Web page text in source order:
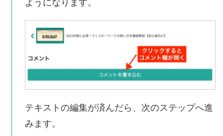
ようになります。
テキストの編集が済んだら、次のステップへ進
みます。